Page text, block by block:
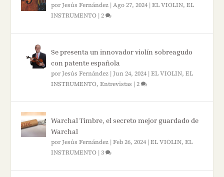
porJesús Fernández |Ago 27, 2024 |EL VIOLIN,EL
INSTRUMENTO |2
Se presenta un innovador violín sobreagudo
con patente española
porJesús Fernández |Jun 24, 2024 |EL VIOLIN,EL
INSTRUMENTO,Entrevistas |2
Warchal Timbre, el secreto mejor guardado de
Warchal
porJesús Fernández |Feb 26, 2024 |EL VIOLIN,EL
INSTRUMENTO |3